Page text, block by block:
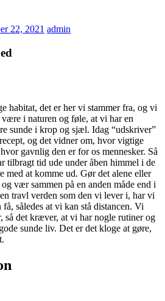
22, 2021 admin
habitat, det er her vi stammer fra, og vi
i naturen og føle, at vi har en
sunde i krop og sjæl. Idag “udskriver”
og det vidner om, hvor vigtige
gavnlig den er for os mennesker. Så
tilbragt tid ude under åben himmel i de
med at komme ud. Gør det alene eller
vær sammen på en anden måde end i
travl verden som den vi lever i, har vi
således at vi kan stå distancen. Vi
så det kræver, at vi har nogle rutiner og
sunde liv. Det er det kloge at gøre,